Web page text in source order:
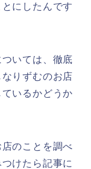
にしたんです
いては、徹底
りずむのお店
いるかどうか
のことを調べ
けたら記事に